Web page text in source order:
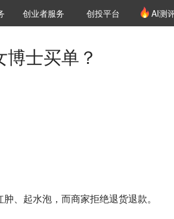
库
介
创投氪堂
创业者服务 创投平台 AI测
士买单？
、起水泡，而商家拒绝退货退款。